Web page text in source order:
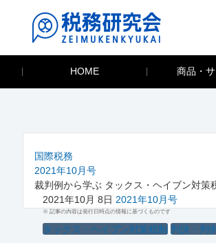
HOME 商品・
国際税務
2021年10月号
裁判例から学ぶ タックス・ヘイブン対策
2021年10月 8日 2021年10月号
※ 記事の内容は発行日時点の情報に基づくものです
タックス・ヘイブン対策税制 判決・判